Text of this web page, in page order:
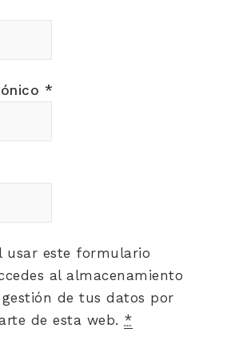
*
usar este formulario
al almacenamiento
de tus datos por
de esta web. *